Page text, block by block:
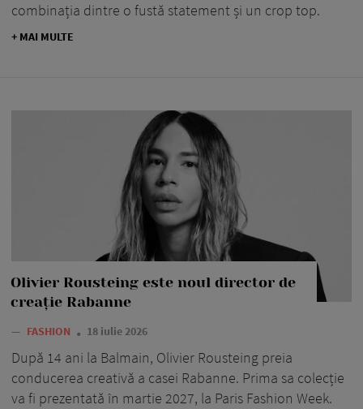
combinația dintre o fustă statement și un crop top.
+ MAI MULTE
Olivier Rousteing este noul director de
creație Rabanne
— FASHION 18 iulie 2026
După 14 ani la Balmain, Olivier Rousteing preia
conducerea creativă a casei Rabanne. Prima sa colecție
va fi prezentată în martie 2027, la Paris Fashion Week.